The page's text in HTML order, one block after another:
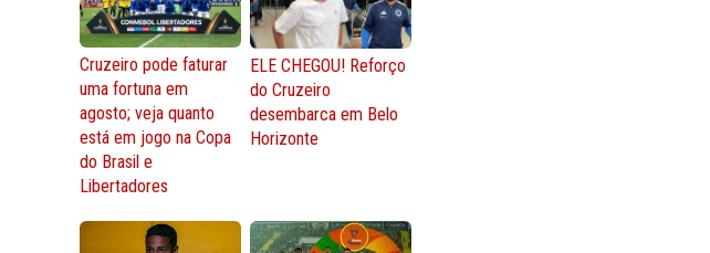
Cruzeiro pode faturar
uma fortuna em
agosto; veja quanto
está em jogo na Copa
do Brasil e
Libertadores
ELE CHEGOU! Reforço
do Cruzeiro
desembarca em Belo
Horizonte